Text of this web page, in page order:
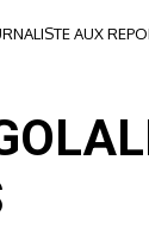
AUX